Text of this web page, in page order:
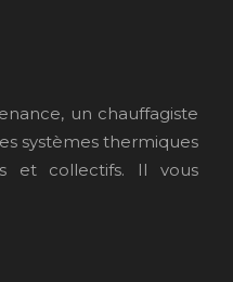
un chauffagiste
systèmes thermiques
et collectifs. Il vous